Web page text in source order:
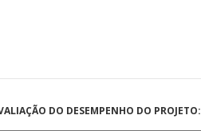
DO DESEMPENHO DO PROJETO: